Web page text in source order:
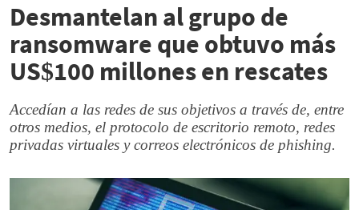
Desmantelan al grupo de
ransomware que obtuvo más
US$100 millones en rescates
Accedían a las redes de sus objetivos a través de, entre
otros medios, el protocolo de escritorio remoto, redes
privadas virtuales y correos electrónicos de phishing.